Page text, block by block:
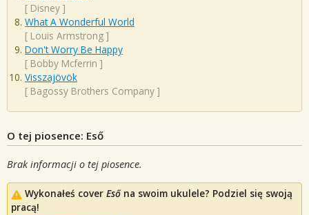
[ Disney ]
What A Wonderful World
[ Louis Armstrong ]
Don't Worry Be Happy
[ Bobby Mcferrin ]
Visszajövök
[ Bagossy Brothers Company ]
O tej piosence: Eső
Brak informacji o tej piosence.
Wykonałeś cover Esőna swoim ukulele? Podziel się swoją
pracą!